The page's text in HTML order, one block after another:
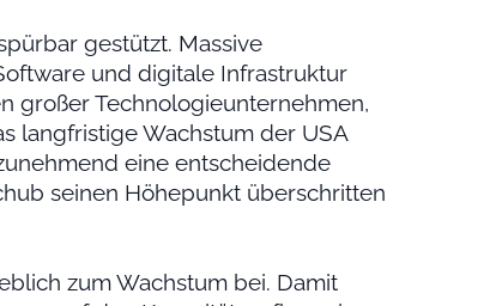
gestützt. Massive
und digitale Infrastruktur
großer Technologieunternehmen,
langfristige Wachstum der USA
eine entscheidende
seinen Höhepunkt überschritten
zum Wachstum bei. Damit